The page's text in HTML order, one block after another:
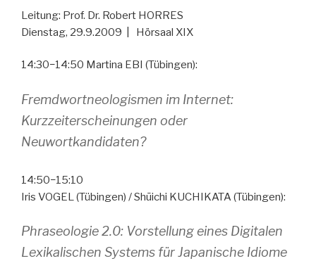
Leitung: Prof. Dr. Robert HORRES
Dienstag, 29.9.2009 | Hörsaal XIX
14:30−14:50 Martina EBI (Tübingen):
Fremdwortneologismen im Internet:
Kurzzeiterscheinungen oder
Neuwortkandidaten?
14:50−15:10
Iris VOGEL (Tübingen) / Shūichi KUCHIKATA (Tübingen):
Phraseologie 2.0: Vorstellung eines Digitalen
Lexikalischen Systems für Japanische Idiome